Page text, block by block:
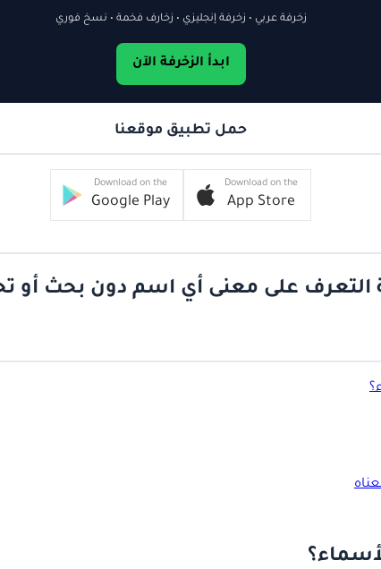
زخرفة عربي • زخرفة إنجليزي • زخارف فخمة • نسخ فوري
ابدأ الزخرفة الآن
حمل تطبيق موقعنا
Download on the
App Store
Download on the
Google Play
التعرف على معنى أي اسم دون بحث أو